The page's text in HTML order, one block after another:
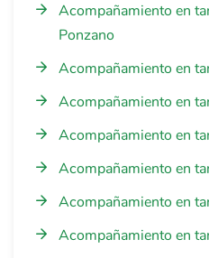
Acompañamiento en
Ponzano
Acompañamiento en
Acompañamiento en
Acompañamiento en
Acompañamiento en
Acompañamiento en
Acompañamiento en